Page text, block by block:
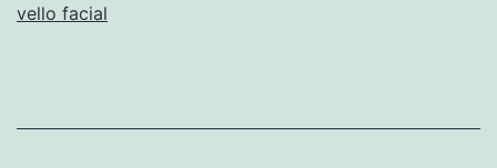
vello facial